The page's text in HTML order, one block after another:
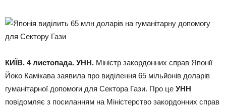
КИЇВ. 4 листопада. УНН. Міністр закордонних справ Японії
Йоко Камікава заявила про виділення 65 мільйонів доларів
гуманітарної допомоги для Сектора Гази. Про це УНН
повідомляє з посиланням на Міністерство закордонних справ